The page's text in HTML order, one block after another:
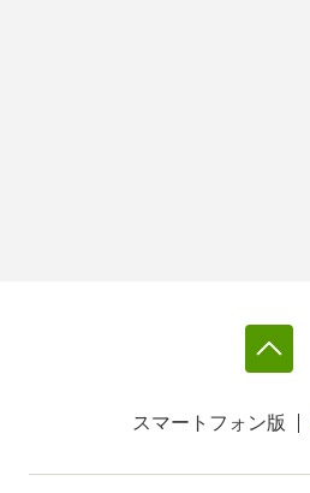
スマートフォン版